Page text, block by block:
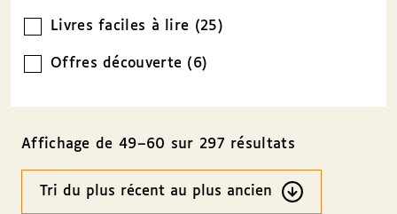
Livres faciles à lire (25)
Offres découverte (6)
Affichage de 49–60 sur 297 résultats
Ordre